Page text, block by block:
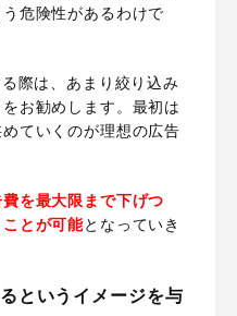
危険性があるわけで
際は、あまり絞り込み
お勧めします 。最初は
ていくのが理想の広告
費を最大限まで下げつ
とが可能となっていき
というイメージを与